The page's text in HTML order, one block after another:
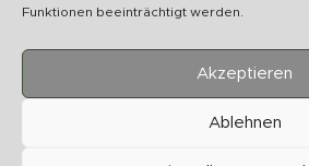
Funktionen beeinträchtigt werden.
Akzeptieren
Ablehnen
Chilltime Store
Info@chilltime.de